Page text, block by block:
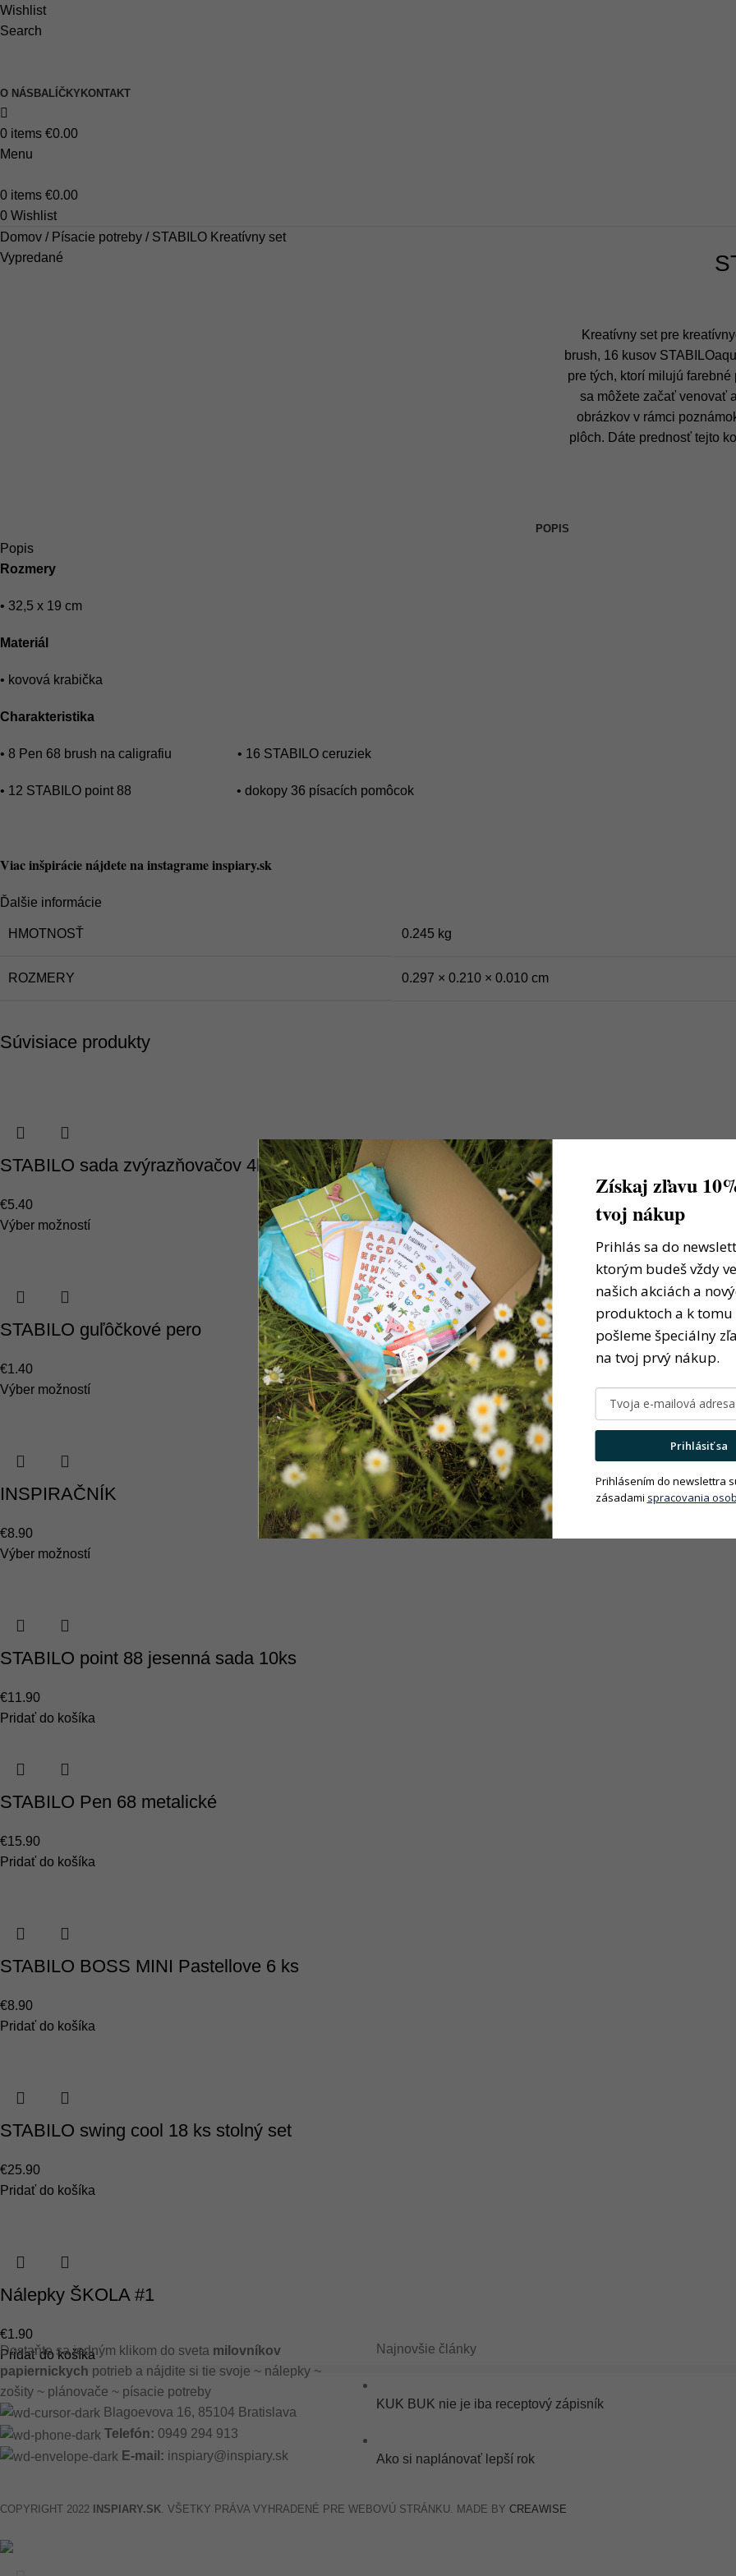
Wishlist
Search
O NÁS BALÍČKY KONTAKT
0 items €0.00
Menu
0 items €0.00
0 Wishlist
Domov
Písacie potreby
STABILO Kreatívny set
Vypredané
Kreatívny set pre
brush, 16 kusov
pre tých, ktorí milujú
sa môžete začať venovať
obrázkov v rámci
plôch. Dáte prednosť tejto
POPIS
Popis
Rozmery
• 32,5 x 19 cm
Materiál
• kovová krabička
Charakteristika
• 8 Pen 68 brush na caligrafiu • 16 STABILO ceruziek
• 12 STABILO point 88 • dokopy 36 písacích pomôcok
Viac inšpirácie nájdete na instagrame inspiary.sk
Ďalšie informácie
HMOTNOSŤ 0.245 kg
ROZMERY 0.297 × 0.210 × 0.010 cm
Súvisiace produkty
STABILO sada zvýrazňovačov 4ks
€5.40
Výber možností
STABILO guľôčkové pero
€1.40
Výber možností
INSPIRAČNÍK
€8.90
Výber možností
STABILO point 88 jesenná sada 10ks
€11.90
Pridať do košíka
STABILO Pen 68 metalické
€15.90
Pridať do košíka
STABILO BOSS MINI Pastellove 6 ks
€8.90
Pridať do košíka
STABILO swing cool 18 ks stolný set
€25.90
Pridať do košíka
Nálepky ŠKOLA #1
€1.90
Pridať do košíka
Dostaňte sa jedným klikom do sveta milovníkov
papiernickych potrieb a nájdite si tie svoje ~ nálepky ~
zošity ~ plánovače ~ písacie potreby
Blagoevova 16, 85104 Bratislava
Telefón: 0949 294 913
E-mail: inspiary@inspiary.sk
Najnovšie články
KUK BUK nie je iba receptový zápisník
Ako si naplánovať lepší rok
COPYRIGHT 2022 INSPIARY.SK. VŠETKY PRÁVA VYHRADENÉ PRE WEBOVÚ STRÁNKU. MADE BY CREAWISE
Získaj zľavu
tvoj nákup
Prihlás sa do
ktorým budeš vždy
našich akciách a
produktoch a k tomu
pošleme špeciálny
na tvoj prvý nákup.
Prihlásiť sa
Prihlásením do newslettra
zásadami spracovania